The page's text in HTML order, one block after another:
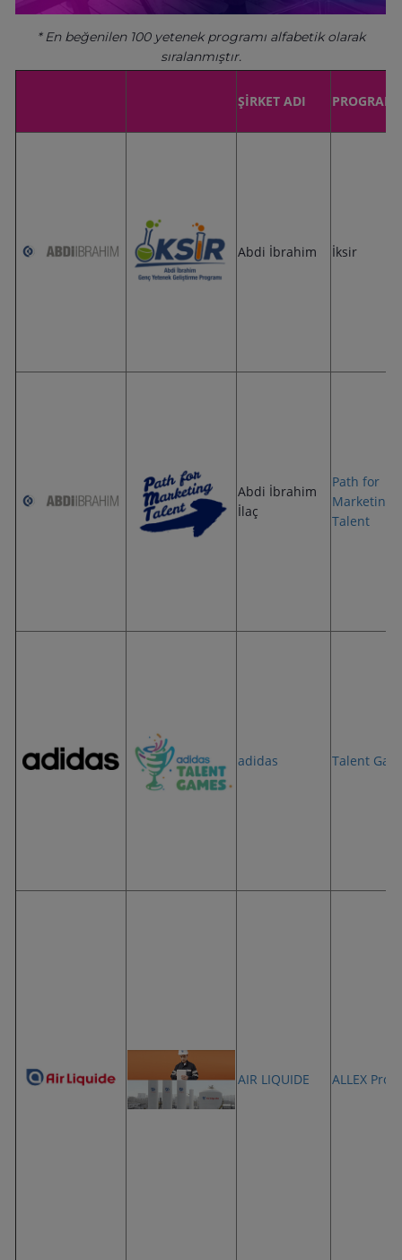
* En beğenilen 100 yetenek programı alfabetik olarak
sıralanmıştır.
ŞİRKET ADI PROGRAM
Abdi İbrahim İksir
Abdi İbrahim
İlaç
Path for
Marketing
Talent
adidas Talent
AIR LIQUIDE ALLEX